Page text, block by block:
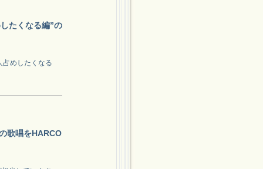
たくなる編”の
占めしたくなる
歌唱をHARCO